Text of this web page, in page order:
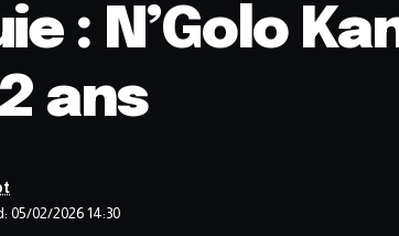
: N’Golo
ans
05/02/2026 14:30